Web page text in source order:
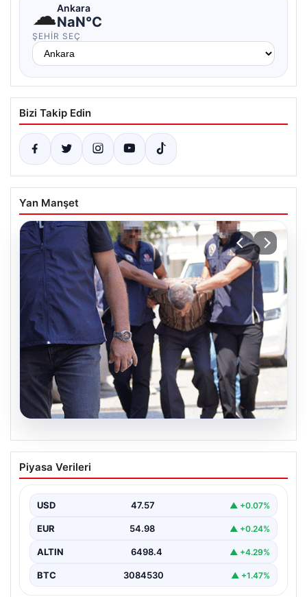
☁Ankara
NaN°C
ŞEHIR SEÇ
Bizi Takip Edin
Yan Manşet
05.08.2026
Son dakika… FETÖ’cü terörist Burkay
Karatepe’den suikast itirafı
Afyonkarahisar, Eskişehir ve Muğla emniyet
müdürlüklerince yürütülen ortak çalışma sonucu…
Piyasa Verileri
USD 47.57 ▲ +0.07%
EUR 54.98 ▲ +0.24%
ALTIN 6498.4 ▲ +4.29%
BTC 3084530 ▲ +1.47%